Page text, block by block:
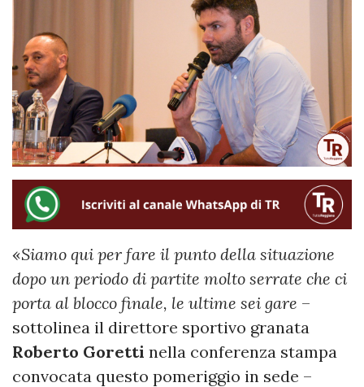
«Siamo qui per fare il punto della situazione
dopo un periodo di partite molto serrate che ci
porta al blocco finale, le ultime sei gare –
sottolinea il direttore sportivo granata
Roberto Goretti nella conferenza stampa
convocata questo pomeriggio in sede –